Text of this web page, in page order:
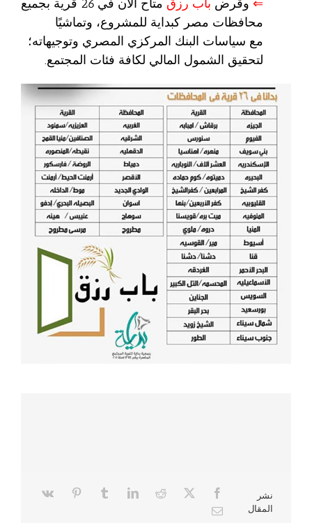
⇐ وقرض باب رزق
متاح الان في 26 قرية بجميع
محافظات مصر كبداية للمشروع، وتماشيًا
مع سياسات البنك المركزي المصري وتوجيهاته؛
لتحقيق الشمول المالي لكافة فئات المجتمع.
نشر
المقال